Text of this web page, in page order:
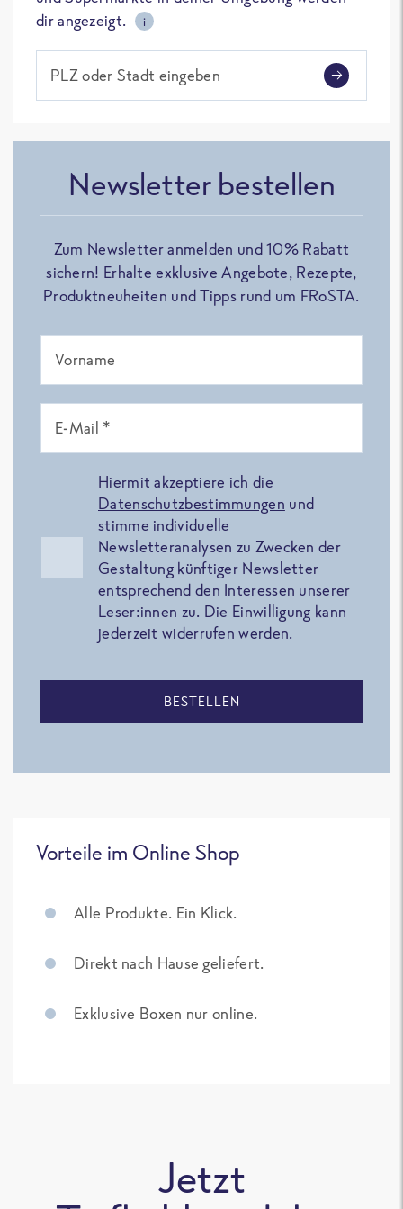
dir angezeigt.
i
PLZ oder Stadt eingeben
Newsletter bestellen
Zum Newsletter anmelden und 10% Rabatt
sichern! Erhalte exklusive Angebote, Rezepte,
Produktneuheiten und Tipps rund um FRoSTA.
Vorname
E-Mail *
Hiermit akzeptiere ich die
Datenschutzbestimmungen und
stimme individuelle
Newsletteranalysen zu Zwecken der
Gestaltung künftiger Newsletter
entsprechend den Interessen unserer
Leser:innen zu. Die Einwilligung kann
jederzeit widerrufen werden.
BESTELLEN
Vorteile im Online Shop
Alle Produkte. Ein Klick.
Direkt nach Hause geliefert.
Exklusive Boxen nur online.
Jetzt